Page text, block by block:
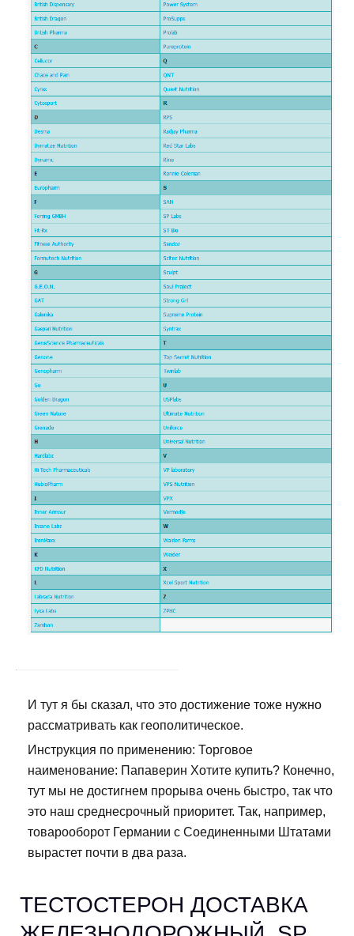
И тут я бы сказал, что это достижение тоже нужно
рассматривать как геополитическое.
Инструкция по применению: Торговое
наименование: Папаверин Хотите купить? Конечно,
тут мы не достигнем прорыва очень быстро, так что
это наш среднесрочный приоритет. Так, например,
товарооборот Германии с Соединенными Штатами
вырастет почти в два раза.
ТЕСТОСТЕРОН ДОСТАВКА